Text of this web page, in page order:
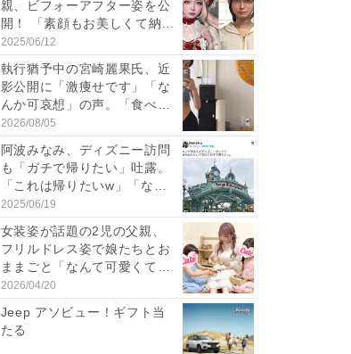
親、ビフォーアフター姿を公
開！ 「素顔もお美しくて納...
2025/06/12
執行猶予中の宮崎麗果氏、近
影公開に「激痩せです」「な
んか可哀想」の声。「食べら
れ...
2026/08/05
阿波みなみ、ディズニー訪問
も「ガチで帰りたい」吐露。
「これは帰りたいw」「なん
ち...
2025/06/19
女装姿が話題の2児の父親、
フリルドレス姿で娘たちとお
ままごと「なんて可愛くて平
和...
2026/04/20
Jeep アソビュー！ギフト当
たる